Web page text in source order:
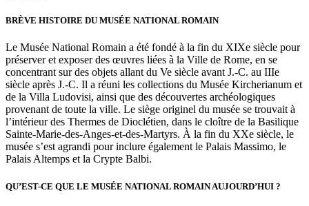
BRÈVE HISTOIRE DU MUSÉE NATIONAL ROMAIN
Le Musée National Romain a été fondé à la fin du XIXe siècle pour
préserver et exposer des œuvres liées à la Ville de Rome, en se
concentrant sur des objets allant du Ve siècle avant J.-C. au IIIe
siècle après J.-C. Il a réuni les collections du Musée Kircherianum et
de la Villa Ludovisi, ainsi que des découvertes archéologiques
provenant de toute la ville. Le siège originel du musée se trouvait à
l’intérieur des Thermes de Dioclétien, dans le cloître de la Basilique
Sainte-Marie-des-Anges-et-des-Martyrs. À la fin du XXe siècle, le
musée s’est agrandi pour inclure également le Palais Massimo, le
Palais Altemps et la Crypte Balbi.
QU’EST-CE QUE LE MUSÉE NATIONAL ROMAIN AUJOURD’HUI ?